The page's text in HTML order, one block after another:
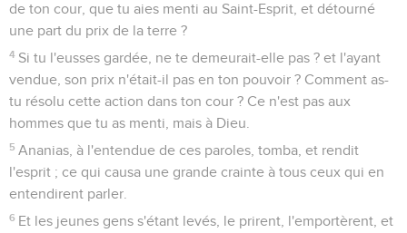
de ton cour, que tu aies menti au Saint-Esprit, et détourné
une part du prix de la terre ?
4 Si tu l'eusses gardée, ne te demeurait-elle pas ? et l'ayant
vendue, son prix n'était-il pas en ton pouvoir ? Comment as-
tu résolu cette action dans ton cour ? Ce n'est pas aux
hommes que tu as menti, mais à Dieu.
5 Ananias, à l'entendue de ces paroles, tomba, et rendit
l'esprit ; ce qui causa une grande crainte à tous ceux qui en
entendirent parler.
6 Et les jeunes gens s'étant levés, le prirent, l'emportèrent, et